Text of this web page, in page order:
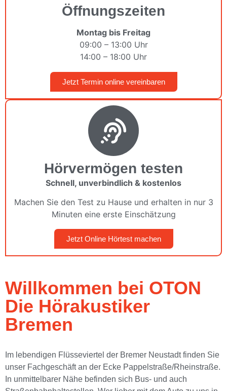
Öffnungszeiten
Montag bis Freitag
09:00 – 13:00 Uhr
14:00 – 18:00 Uhr
Jetzt Termin online vereinbaren
Hörvermögen testen
Schnell, unverbindlich & kostenlos
Machen Sie den Test zu Hause und erhalten in nur 3
Minuten eine erste Einschätzung
Jetzt Online Hörtest machen
Willkommen bei OTON
Die Hörakustiker
Bremen
Im lebendigen Flüsseviertel der Bremer Neustadt finden Sie
unser Fachgeschäft an der Ecke Pappelstraße/Rheinstraße.
In unmittelbarer Nähe befinden sich Bus- und auch